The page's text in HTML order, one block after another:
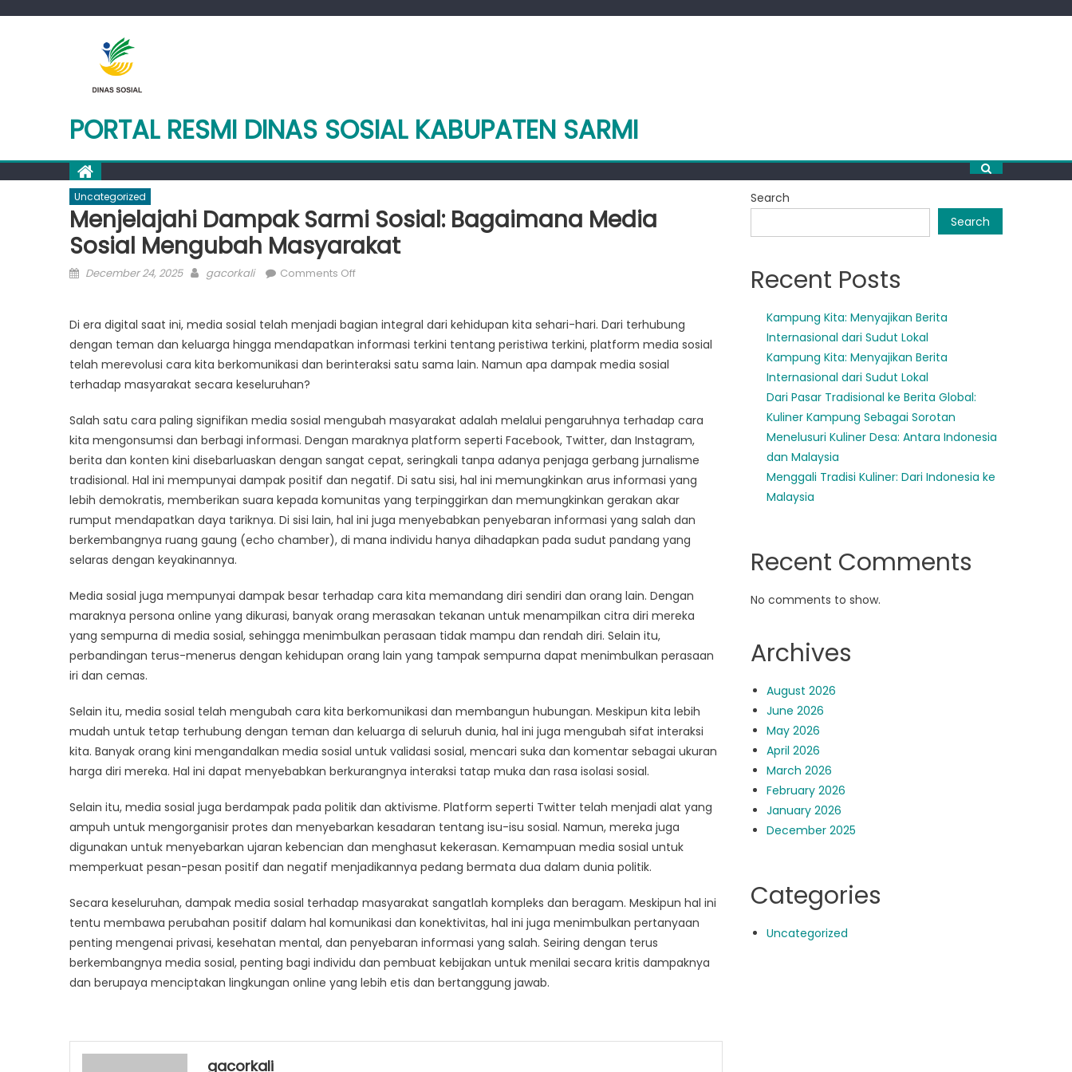
PORTAL RESMI DINAS SOSIAL KABUPATEN SARMI
Uncategorized
Menjelajahi Dampak Sarmi Sosial: Bagaimana Media
Sosial Mengubah Masyarakat
Posted
December 24, 2025 Author
gacorkali Comments Offon
Sarmi
Sosial:
Bagaimana
Mengubah
Masyarakat
Di era digital saat ini, media sosial telah menjadi bagian integral dari kehidupan kita sehari-hari. Dari terhubung
dengan teman dan keluarga hingga mendapatkan informasi terkini tentang peristiwa terkini, platform media sosial
telah merevolusi cara kita berkomunikasi dan berinteraksi satu sama lain. Namun apa dampak media sosial
terhadap masyarakat secara keseluruhan?
Salah satu cara paling signifikan media sosial mengubah masyarakat adalah melalui pengaruhnya terhadap cara
kita mengonsumsi dan berbagi informasi. Dengan maraknya platform seperti Facebook, Twitter, dan Instagram,
berita dan konten kini disebarluaskan dengan sangat cepat, seringkali tanpa adanya penjaga gerbang jurnalisme
tradisional. Hal ini mempunyai dampak positif dan negatif. Di satu sisi, hal ini memungkinkan arus informasi yang
lebih demokratis, memberikan suara kepada komunitas yang terpinggirkan dan memungkinkan gerakan akar
rumput mendapatkan daya tariknya. Di sisi lain, hal ini juga menyebabkan penyebaran informasi yang salah dan
berkembangnya ruang gaung (echo chamber), di mana individu hanya dihadapkan pada sudut pandang yang
selaras dengan keyakinannya.
Media sosial juga mempunyai dampak besar terhadap cara kita memandang diri sendiri dan orang lain. Dengan
maraknya persona online yang dikurasi, banyak orang merasakan tekanan untuk menampilkan citra diri mereka
yang sempurna di media sosial, sehingga menimbulkan perasaan tidak mampu dan rendah diri. Selain itu,
perbandingan terus-menerus dengan kehidupan orang lain yang tampak sempurna dapat menimbulkan perasaan
iri dan cemas.
Selain itu, media sosial telah mengubah cara kita berkomunikasi dan membangun hubungan. Meskipun kita lebih
mudah untuk tetap terhubung dengan teman dan keluarga di seluruh dunia, hal ini juga mengubah sifat interaksi
kita. Banyak orang kini mengandalkan media sosial untuk validasi sosial, mencari suka dan komentar sebagai ukuran
harga diri mereka. Hal ini dapat menyebabkan berkurangnya interaksi tatap muka dan rasa isolasi sosial.
Selain itu, media sosial juga berdampak pada politik dan aktivisme. Platform seperti Twitter telah menjadi alat yang
ampuh untuk mengorganisir protes dan menyebarkan kesadaran tentang isu-isu sosial. Namun, mereka juga
digunakan untuk menyebarkan ujaran kebencian dan menghasut kekerasan. Kemampuan media sosial untuk
memperkuat pesan-pesan positif dan negatif menjadikannya pedang bermata dua dalam dunia politik.
Secara keseluruhan, dampak media sosial terhadap masyarakat sangatlah kompleks dan beragam. Meskipun hal ini
tentu membawa perubahan positif dalam hal komunikasi dan konektivitas, hal ini juga menimbulkan pertanyaan
penting mengenai privasi, kesehatan mental, dan penyebaran informasi yang salah. Seiring dengan terus
berkembangnya media sosial, penting bagi individu dan pembuat kebijakan untuk menilai secara kritis dampaknya
dan berupaya menciptakan lingkungan online yang lebih etis dan bertanggung jawab.
gacorkali
Search
Search
Recent Posts
Kampung Kita: Menyajikan Berita
Internasional dari Sudut Lokal
Kampung Kita: Menyajikan Berita
Internasional dari Sudut Lokal
Dari Pasar Tradisional ke Berita Global:
Kuliner Kampung Sebagai Sorotan
Menelusuri Kuliner Desa: Antara Indonesia
dan Malaysia
Menggali Tradisi Kuliner: Dari Indonesia ke
Malaysia
Recent Comments
No comments to show.
Archives
August 2026
June 2026
May 2026
April 2026
March 2026
February 2026
January 2026
December 2025
Categories
Uncategorized